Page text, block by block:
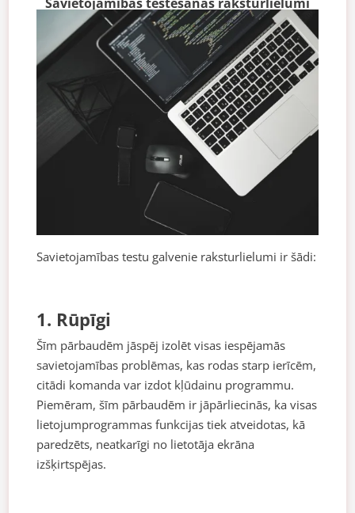
Savietojamības testu galvenie raksturlielumi ir šādi:
1. Rūpīgi
Šīm pārbaudēm jāspēj izolēt visas iespējamās
savietojamības problēmas, kas rodas starp ierīcēm,
citādi komanda var izdot kļūdainu programmu.
Piemēram, šīm pārbaudēm ir jāpārliecinās, ka visas
lietojumprogrammas funkcijas tiek atveidotas, kā
paredzēts, neatkarīgi no lietotāja ekrāna
izšķirtspējas.